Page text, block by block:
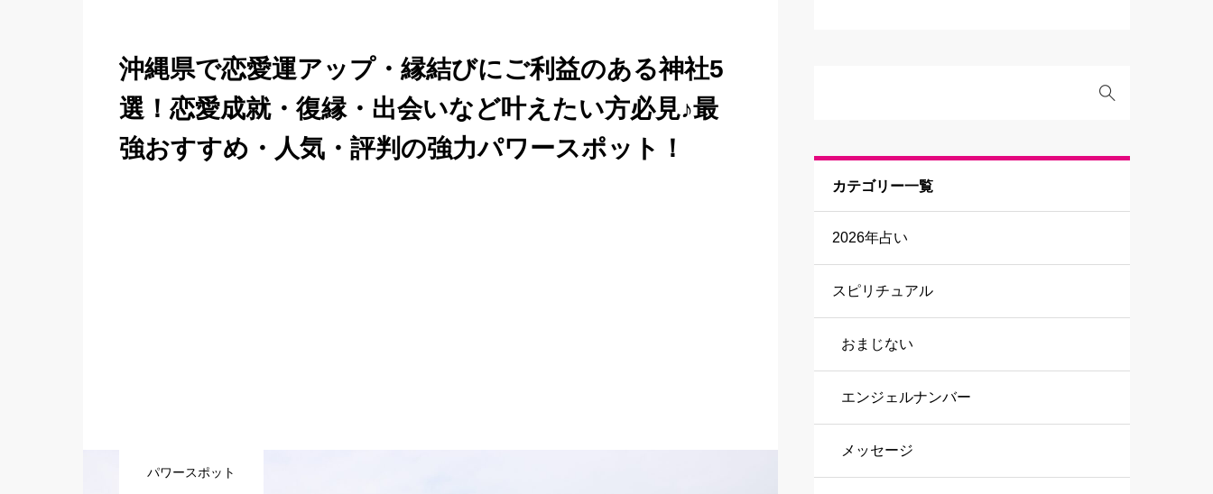
沖縄県で恋愛運アップ・縁結びにご利益のある神社5
選！恋愛成就・復縁・出会いなど叶えたい方必見♪最
強おすすめ・人気・評判の強力パワースポット！
パワースポット
カテゴリー一覧
2026年占い
スピリチュアル
おまじない
エンジェルナンバー
メッセージ